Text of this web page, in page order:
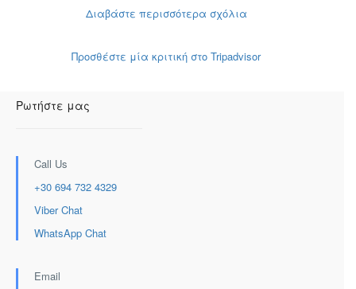
Διαβάστε περισσότερα σχόλια
Προσθέστε μία κριτική στο Tripadvisor
Ρωτήστε μας
Call Us
+30 694 732 4329
Viber Chat
WhatsApp Chat
Email